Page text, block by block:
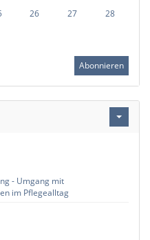
26 27
28
Abonnieren
- Umgang mit
im Pflegealltag